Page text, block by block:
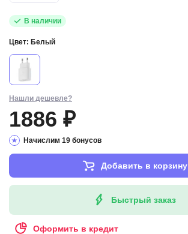
В наличии
Цвет: Белый
Нашли дешевле?
1886 ₽
Начислим 19 бонусов
Добавить в корзину
Быстрый заказ
Оформить в кредит